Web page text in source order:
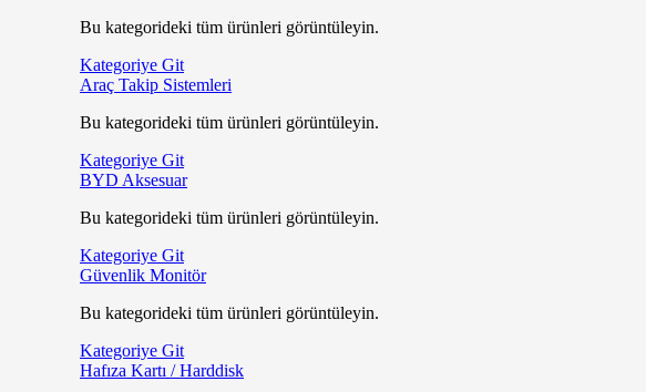
Bu kategorideki tüm ürünleri görüntüleyin.
Kategoriye Git
Araç Takip Sistemleri
Bu kategorideki tüm ürünleri görüntüleyin.
Kategoriye Git
BYD Aksesuar
Bu kategorideki tüm ürünleri görüntüleyin.
Kategoriye Git
Güvenlik Monitör
Bu kategorideki tüm ürünleri görüntüleyin.
Kategoriye Git
Hafıza Kartı / Harddisk